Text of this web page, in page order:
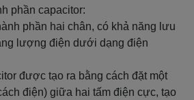
phần capacitor:
phần hai chân, có khả năng lưu
lượng điện dưới dạng điện
được tạo ra bằng cách đặt một
điện) giữa hai tấm điện cực, tạo